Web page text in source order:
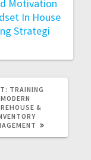
Motivation
In House
Strategi
TRAINING
MODERN
&